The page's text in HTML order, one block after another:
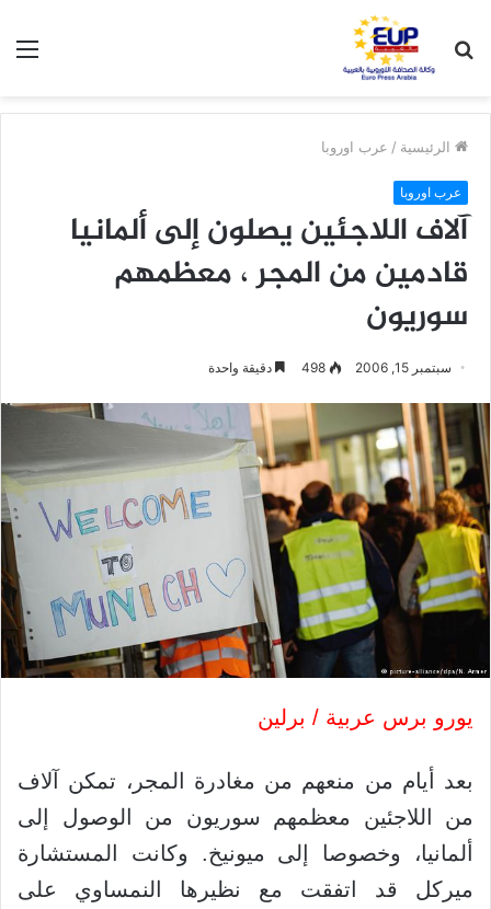
عن
الرئيسية / عرب اوروبا
عرب اوروبا
آلاف اللاجئين يصلون إلى ألمانيا
قادمين من المجر ، معظمهم
سوريون
سبتمبر 15, 2006 498 دقيقة واحدة
يورو برس عربية / برلين
بعد أيام من منعهم من مغادرة المجر، تمكن آلاف
من اللاجئين معظمهم سوريون من الوصول إلى
ألمانيا، وخصوصا إلى ميونيخ. وكانت المستشارة
ميركل قد اتفقت مع نظيرها النمساوي على